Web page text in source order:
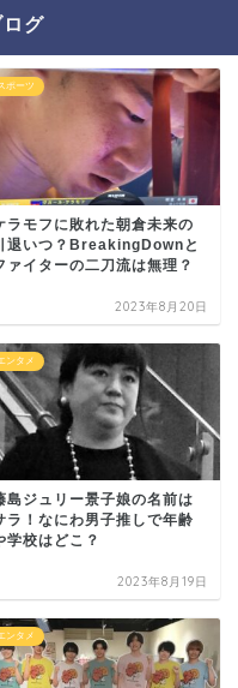
グ
ポーツ
ラモフに敗れた朝倉未来の
退いつ？BreakingDownと
ァイターの二刀流は無理？
2023年8月20日
ンタメ
島ジュリー景子娘の名前は
ラ！なにわ男子推しで年齢
学校はどこ？
2023年8月19日
ンタメ